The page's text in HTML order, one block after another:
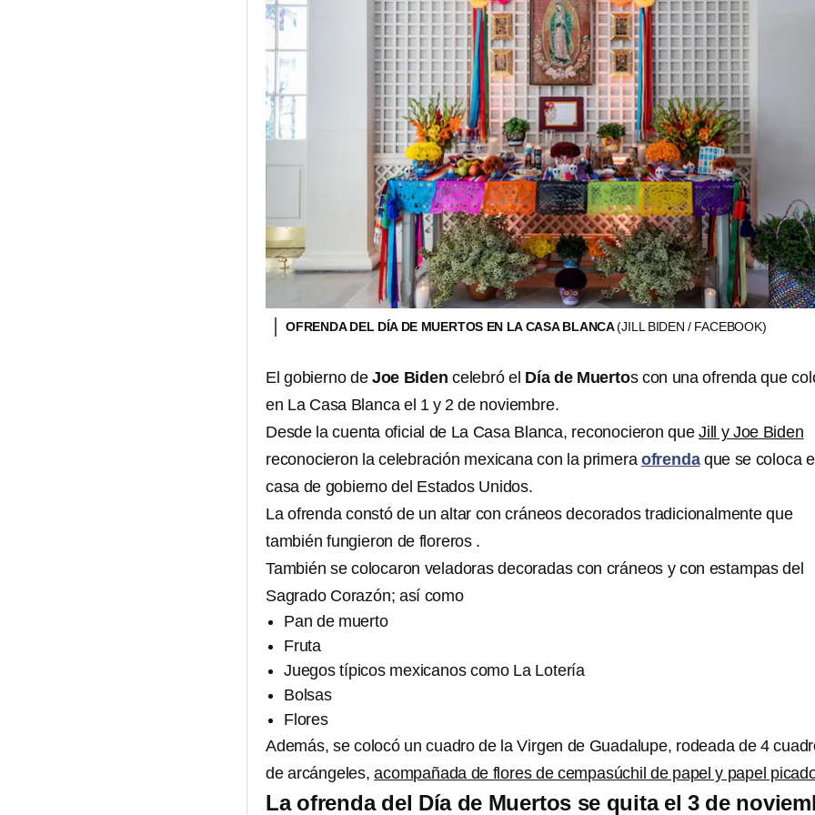
OFRENDA DEL DÍA DE MUERTOS EN LA CASA BLANCA(JILL BIDEN / FACEBOOK)
El gobierno de Joe Bidencelebró el Día de Muertos con una ofrenda que
en La Casa Blanca el 1 y 2 de noviembre.
Desde la cuenta oficial de La Casa Blanca, reconocieron que Jill y Joe Biden
reconocieron la celebración mexicana con la primera ofrendaque se coloca
casa de gobierno del Estados Unidos.
La ofrenda constó de un altar con cráneos decorados tradicionalmente que
también fungieron de floreros .
También se colocaron veladoras decoradas con cráneos y con estampas del
Sagrado Corazón; así como
Pan de muerto
Fruta
Juegos típicos mexicanos como La Lotería
Bolsas
Flores
Además, se colocó un cuadro de la Virgen de Guadalupe, rodeada de 4
de arcángeles,acompañada de flores de cempasúchil de papel y papel
La ofrenda del Día de Muertos se quita el 3 de